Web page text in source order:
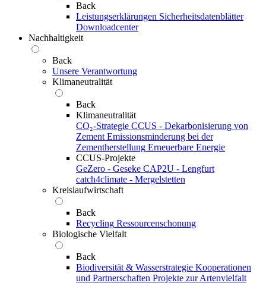
Back
Leistungserklärungen Sicherheitsdatenblätter
Downloadcenter
Nachhaltigkeit
Back
Unsere Verantwortung
Klimaneutralität
Back
Klimaneutralität
CO₂-Strategie CCUS - Dekarbonisierung von
Zement Emissionsminderung bei der
Zementherstellung Erneuerbare Energie
CCUS-Projekte
GeZero - Geseke CAP2U - Lengfurt
catch4climate - Mergelstetten
Kreislaufwirtschaft
Back
Recycling Ressourcenschonung
Biologische Vielfalt
Back
Biodiversität & Wasserstrategie Kooperationen
und Partnerschaften Projekte zur Artenvielfalt